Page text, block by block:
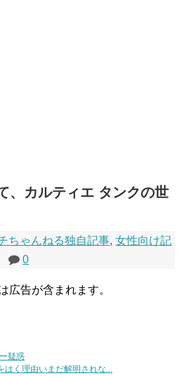
、カルティエ タンクの世
ちゃんねる独自記事,女性向け記
0
広告が含まれます。
疑惑
はく理由いまだ解明されな...